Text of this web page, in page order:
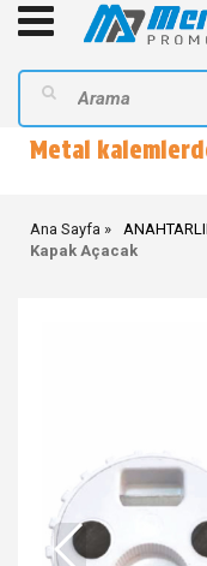
Metal
Ana Sayfa
Kapak Açacak